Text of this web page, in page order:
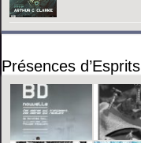
Présences d’Esprits